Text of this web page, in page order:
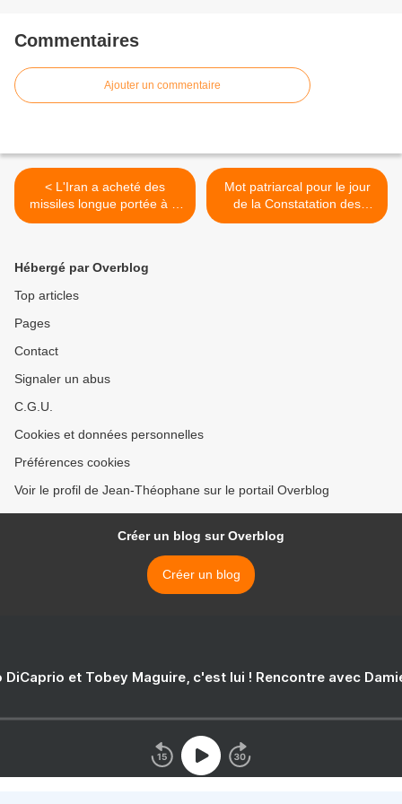
Commentaires
Ajouter un commentaire
< L'Iran a acheté des
missiles longue portée à la
Corée du Nord (Wikileaks)
Mot patriarcal pour le jour
de la Constatation des
reliques de Saint Séraphim
Hébergé par Overblog
Top articles
Pages
Contact
Signaler un abus
C.G.U.
Cookies et données personnelles
Préférences cookies
Voir le profil de Jean-Théophane sur le portail Overblog
Créer un blog sur Overblog
Créer un blog
DiCaprio et Tobey Maguire, c'est lui ! Rencontre avec